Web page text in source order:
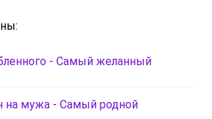
- Самый желанный
на мужа - Самый родной